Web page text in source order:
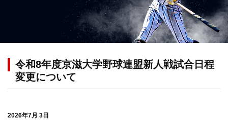
令和8年度京滋大学野球連盟新人戦試合日程
変更について
2026年7月 3日